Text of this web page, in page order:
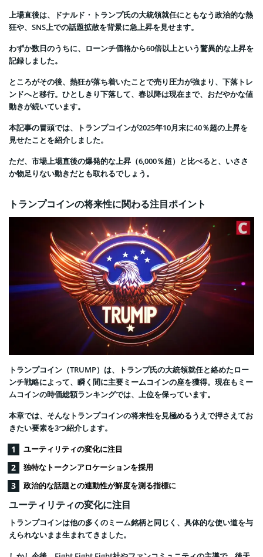
上場直後は、ドナルド・トランプ氏の大統領就任にともなう政治的な熱
狂や、SNS上での話題拡散を背景に急上昇を見せます。
わずか数日のうちに、ローンチ価格から60倍以上という驚異的な上昇を
記録しました。
ところがその後、熱狂が落ち着いたことで売り圧力が強まり、下落トレ
ンドへと移行。ひとしきり下落して、春以降は現在まで、おだやかな値
動きが続いています。
本記事の冒頭では、トランプコインが2025年10月末に40％超の上昇を
見せたことを紹介しました。
ただ、市場上場直後の爆発的な上昇（6,000％超）と比べると、いささ
か物足りない動きだとも取れるでしょう。
トランプコインの将来性に関わる注目ポイント
トランプコイン（TRUMP）は、トランプ氏の大統領就任と絡めたロー
ンチ戦略によって、瞬く間に主要ミームコインの座を獲得。現在もミー
ムコインの時価総額ランキングでは、上位を保っています。
本章では、そんなトランプコインの将来性を見極めるうえで押さえてお
きたい要素を3つ紹介します。
ユーティリティの変化に注目
独特なトークンアロケーションを採用
政治的な話題との連動性が鮮度を測る指標に
ユーティリティの変化に注目
トランプコインは他の多くのミーム銘柄と同じく、具体的な使い道を与
えられないまま生まれてきました。